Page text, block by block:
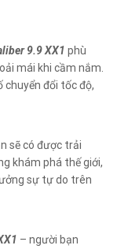
9.9 XX1 phù
mái khi cầm nắm.
chuyển đổi tốc độ,
sẽ có được trải
khám phá thế giới,
sự tự do trên
– người bạn